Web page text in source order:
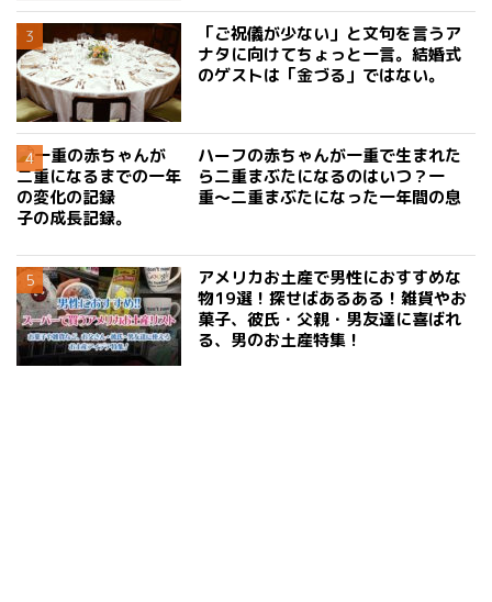
「ご祝儀が少ない」と文句を言うア
ナタに向けてちょっと一言。結婚式
のゲストは「金づる」ではない。
ハーフの赤ちゃんが一重で生まれた
ら二重まぶたになるのはいつ？一
重〜二重まぶたになった一年間の息
子の成長記録。
アメリカお土産で男性におすすめな
物19選！探せばあるある！雑貨やお
菓子、彼氏・父親・男友達に喜ばれ
る、男のお土産特集！